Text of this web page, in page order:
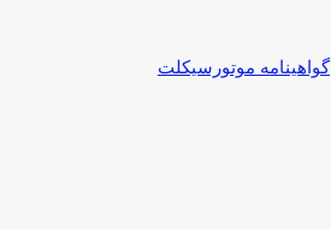
گواهینامه موتورسیکلت